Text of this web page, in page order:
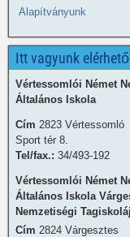
Alapítványunk
Itt vagyunk
Vértessomlói Német
Általános Iskola
Cím 2823 Vértessomló
Sport tér 8.
Tel/fax.: 34/493-192
Vértessomlói Német
Általános Iskola
Nemzetiségi
Cím 2824 Várgesztes